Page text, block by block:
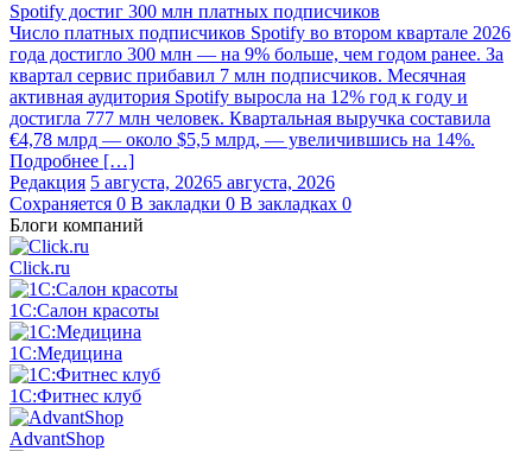
Spotify достиг 300 млн платных подписчиков
Число платных подписчиков Spotify во втором квартале 2026
года достигло 300 млн — на 9% больше, чем годом ранее. За
квартал сервис прибавил 7 млн подписчиков. Месячная
активная аудитория Spotify выросла на 12% год к году и
достигла 777 млн человек. Квартальная выручка составила
€4,78 млрд — около $5,5 млрд, — увеличившись на 14%.
Подробнее […]
Редакция 5 августа, 20265 августа, 2026
Сохраняется 0 В закладки 0 В закладках 0
Блоги компаний
Click.ru
1С:Салон красоты
1С:Медицина
1С:Фитнес клуб
AdvantShop